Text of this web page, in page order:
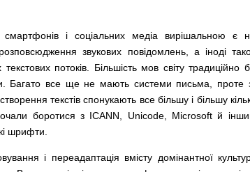
і соціальних медіа вирішальною є
звукових повідомлень, а іноді
потоків. Більшість мов світу традиційно
Багато все ще не мають системи письма, проте
текстів спонукають все більшу і більшу
боротися з ICANN, Unicode, Microsoft й
шрифти.
і переадаптація вмісту домінантної